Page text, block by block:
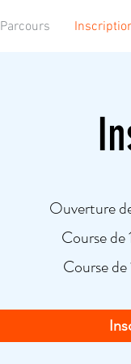
Parcours
Ouverture
Course
Course